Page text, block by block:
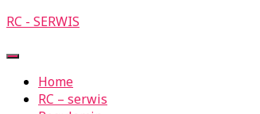
RC - SERWIS
Przełącz
Home
RC – serwis